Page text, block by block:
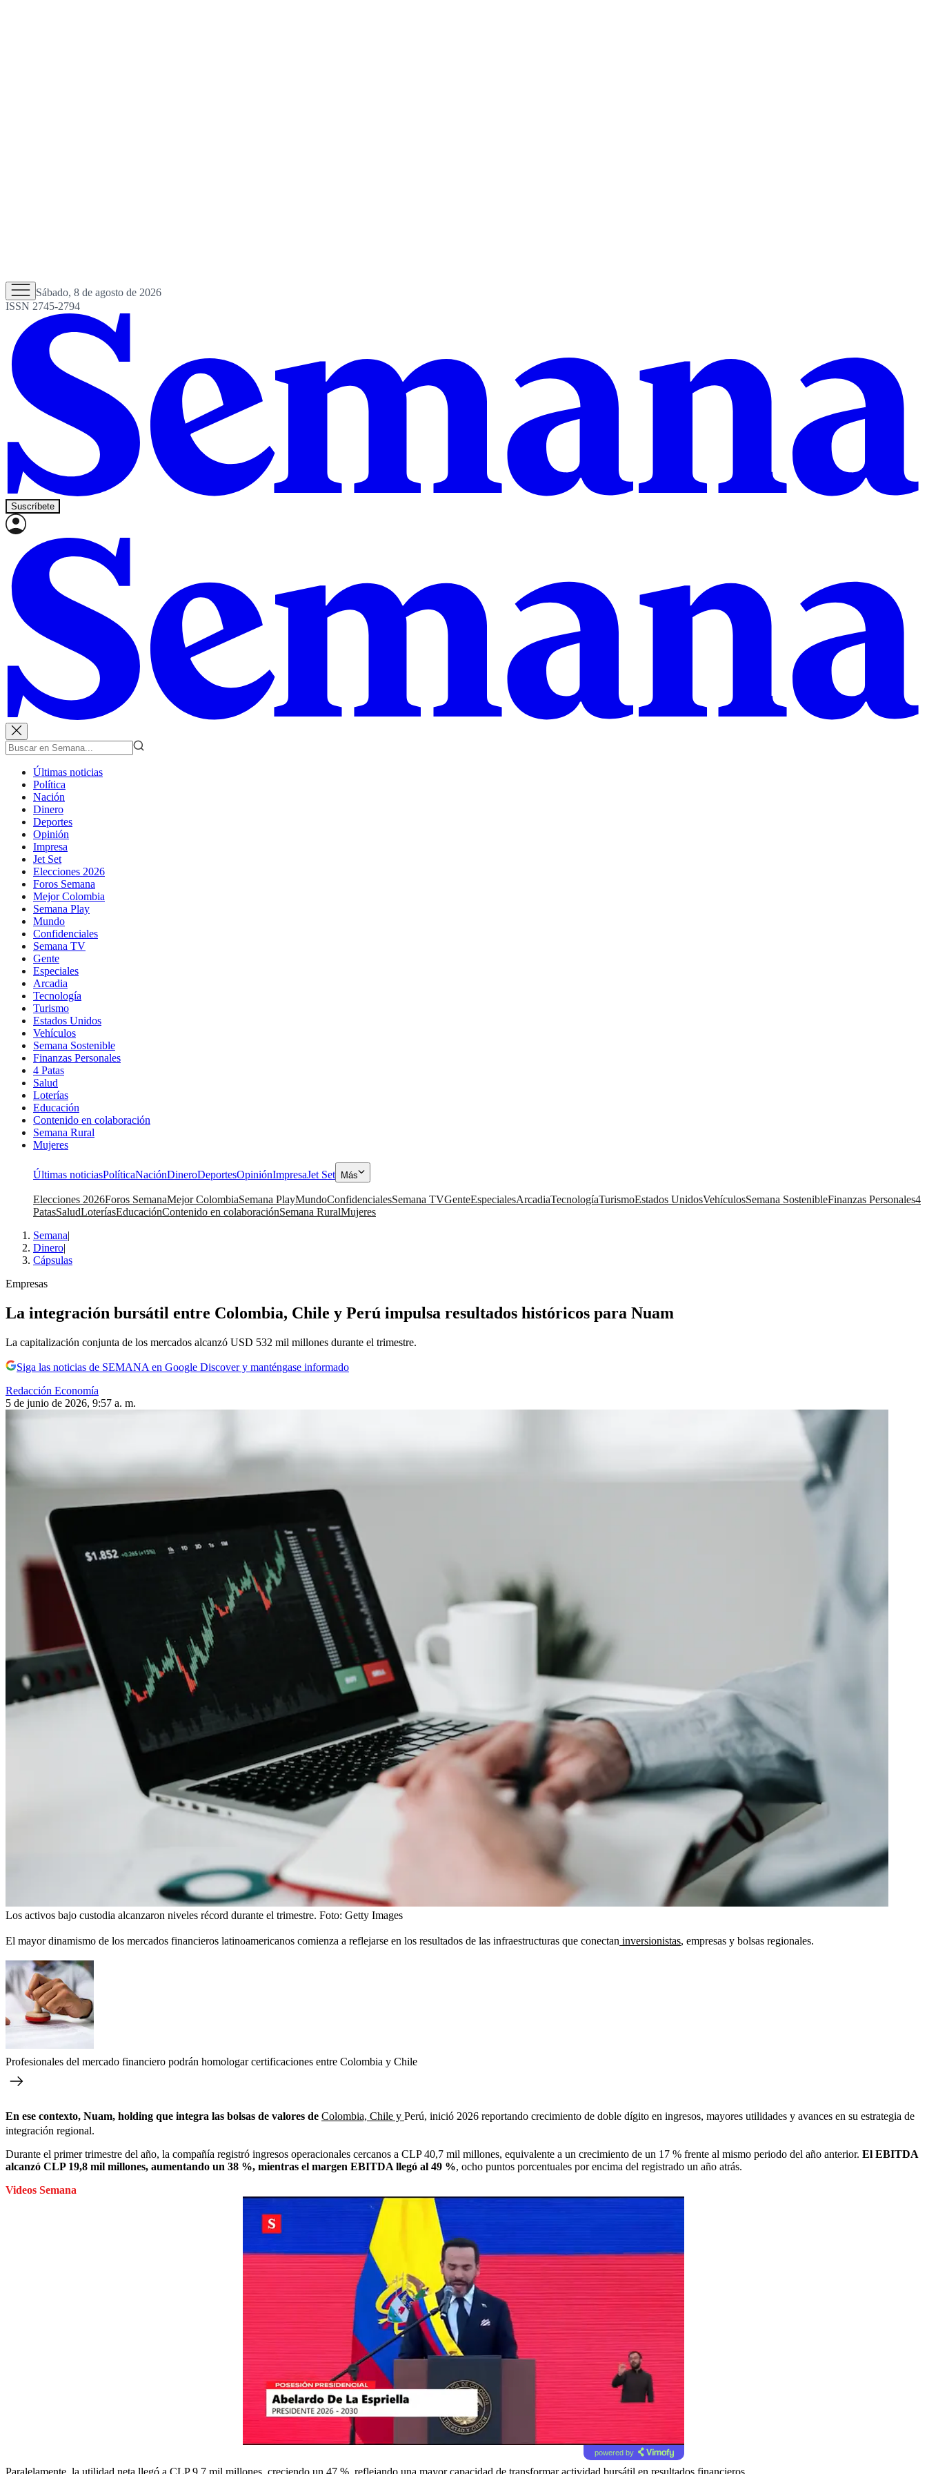
Sábado, 8 de agosto de 2026
ISSN 2745-2794
Suscríbete
Últimas noticias
Política
Nación
Dinero
Deportes
Opinión
Impresa
Jet Set
Elecciones 2026
Foros Semana
Mejor Colombia
Semana Play
Mundo
Confidenciales
Semana TV
Gente
Especiales
Arcadia
Tecnología
Turismo
Estados Unidos
Vehículos
Semana Sostenible
Finanzas Personales
4 Patas
Salud
Loterías
Educación
Contenido en colaboración
Semana Rural
Mujeres
Últimas noticiasPolíticaNaciónDineroDeportesOpiniónImpresaJet Set Más
Elecciones 2026Foros SemanaMejor ColombiaSemana PlayMundoConfidencialesSemana TVGenteEspecialesArcadiaTecnologíaTurismoEstados UnidosVehículosSemana SostenibleFinanzas Personales4
PatasSaludLoteríasEducaciónContenido en colaboraciónSemana RuralMujeres
Semana|
Dinero|
Cápsulas
Empresas
La integración bursátil entre Colombia, Chile y Perú impulsa resultados históricos para Nuam
La capitalización conjunta de los mercados alcanzó USD 532 mil millones durante el trimestre.
Siga las noticias de SEMANA en Google Discover y manténgase informado
Redacción Economía
5 de junio de 2026, 9:57 a. m.
Los activos bajo custodia alcanzaron niveles récord durante el trimestre. Foto: Getty Images
El mayor dinamismo de los mercados financieros latinoamericanos comienza a reflejarse en los resultados de las infraestructuras que conectan inversionistas, empresas y bolsas regionales.
Profesionales del mercado financiero podrán homologar certificaciones entre Colombia y Chile
En ese contexto, Nuam, holding que integra las bolsas de valores de Colombia, Chile y Perú, inició 2026 reportando crecimiento de doble dígito en ingresos, mayores utilidades y avances en su estrategia de
integración regional.
Durante el primer trimestre del año, la compañía registró ingresos operacionales cercanos a CLP 40,7 mil millones, equivalente a un crecimiento de un 17 % frente al mismo periodo del año anterior. El EBITDA
alcanzó CLP 19,8 mil millones, aumentando un 38 %, mientras el margen EBITDA llegó al 49 %, ocho puntos porcentuales por encima del registrado un año atrás.
Videos Semana
powered by
Paralelamente, la utilidad neta llegó a CLP 9,7 mil millones, creciendo un 47 %, reflejando una mayor capacidad de transformar actividad bursátil en resultados financieros.